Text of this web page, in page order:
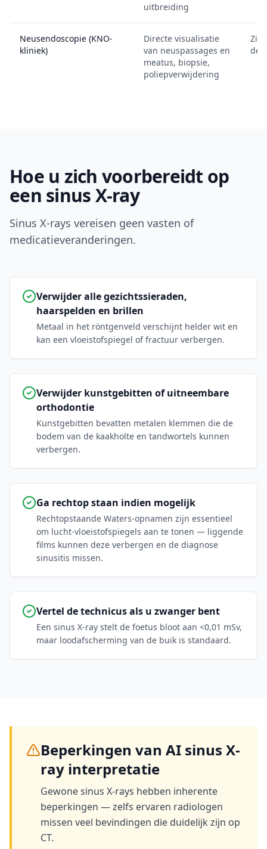
uitbreiding
Neusendoscopie (KNO-
kliniek)
Directe visualisatie
van neuspassages en
meatus, biopsie,
poliepverwijdering
de
Hoe u zich voorbereidt op
een sinus X-ray
Sinus X-rays vereisen geen vasten of
medicatieveranderingen.
Verwijder alle gezichtssieraden,
haarspelden en brillen
Metaal in het röntgenveld verschijnt helder wit en
kan een vloeistofspiegel of fractuur verbergen.
Verwijder kunstgebitten of uitneembare
orthodontie
Kunstgebitten bevatten metalen klemmen die de
bodem van de kaakholte en tandwortels kunnen
verbergen.
Ga rechtop staan indien mogelijk
Rechtopstaande Waters-opnamen zijn essentieel
om lucht-vloeistofspiegels aan te tonen — liggende
films kunnen deze verbergen en de diagnose
sinusitis missen.
Vertel de technicus als u zwanger bent
Een sinus X-ray stelt de foetus bloot aan <0,01 mSv,
maar loodafscherming van de buik is standaard.
Beperkingen van AI sinus X-
ray interpretatie
Gewone sinus X-rays hebben inherente
beperkingen — zelfs ervaren radiologen
missen veel bevindingen die duidelijk zijn op
CT.